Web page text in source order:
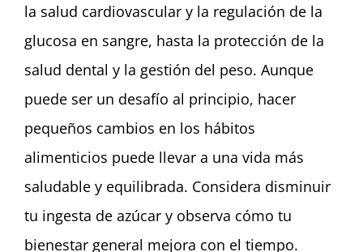
la salud cardiovascular y la regulación de la
glucosa en sangre, hasta la protección de la
salud dental y la gestión del peso. Aunque
puede ser un desafío al principio, hacer
pequeños cambios en los hábitos
alimenticios puede llevar a una vida más
saludable y equilibrada. Considera disminuir
tu ingesta de azúcar y observa cómo tu
bienestar general mejora con el tiempo.